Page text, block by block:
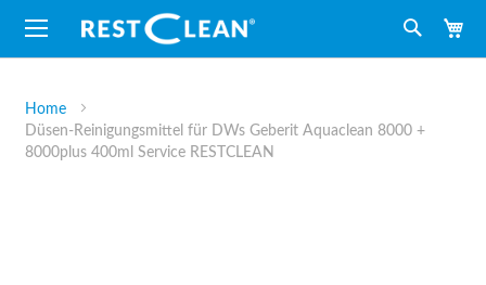
Suche
Home
Düsen-Reinigungsmittel für DWs Geberit Aquaclean 8000 +
8000plus 400ml Service RESTCLEAN